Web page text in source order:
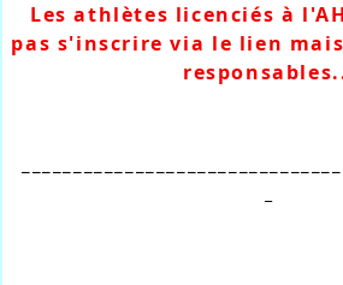
Les athlètes licenciés à
pas s'inscrire via le lien